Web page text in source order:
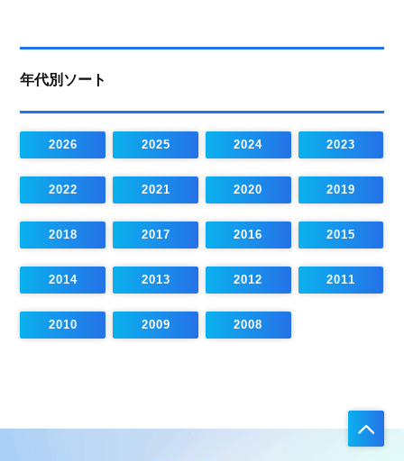
年代別ソート
2026 2025 2024 2023
2022 2021 2020 2019
2018 2017 2016 2015
2014 2013 2012 2011
2010 2009 2008